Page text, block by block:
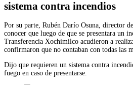
sistema contra incendios
Por su parte, Rubén Darío Osuna, director
conocer que luego de que se presentara un
Transferencia Xochimilco acudieron a
confirmaron que no contaban con todas las
Dijo que requieren un sistema contra
fuego en caso de presentarse.